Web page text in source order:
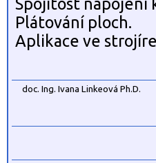
Plátování ploch.
Aplikace ve
doc. Ing. Ivana Linkeová Ph.D.